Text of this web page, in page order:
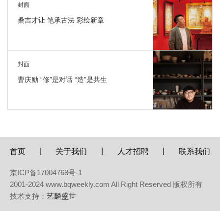
封面
桑吉才让 笔承古法 彩绘新章
封面
曹庆励 “修”是对话 “造”是共生
首页 关于我们 人才招聘 联系我们
京ICP备17004768号-1
2001-2024 www.bqweekly.com All Right Reserved 版权所有
技术支持： 艺麟盛世